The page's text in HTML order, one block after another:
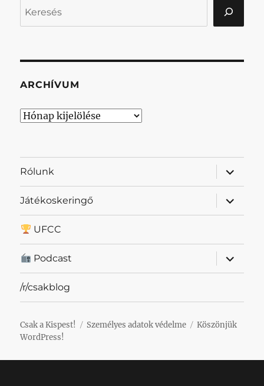
ARCHÍVUM
Archívum
Rólunk
almenü
Játékoskeringő
almenü
UFCC
Podcast
almenü
/r/csakblog
Csak a Kispest! Személyes adatok védelme
Köszönjük
WordPress!